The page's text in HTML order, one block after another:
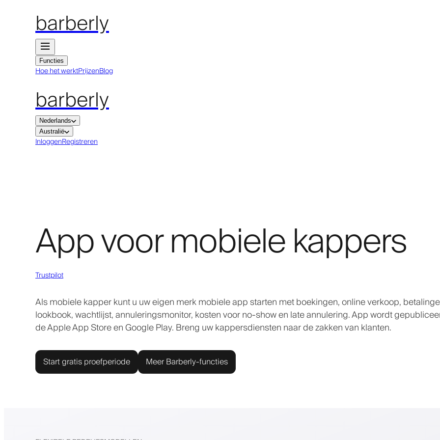
barberly
Functies
Hoe het werktPrijzenBlog
barberly
Nederlands
Australië
InloggenRegistreren
App voor mobiele kappers
Trustpilot
Als mobiele kapper kunt u uw eigen merk mobiele app starten met boekingen, online verkoop,
lookbook, wachtlijst, annuleringsmonitor, kosten voor no-show en late annulering. App wordt
de Apple App Store en Google Play. Breng uw kappersdiensten naar de zakken van klanten.
Start gratis proefperiode Meer Barberly-functies